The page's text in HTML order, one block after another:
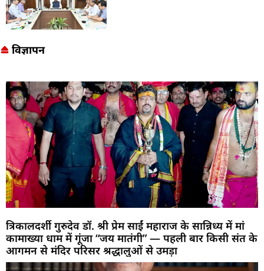
विज्ञापन
त्रिकालदर्शी गुरुदेव डॉ. श्री प्रेम साईं महाराज के सान्निध्य में मां
कामाख्या धाम में गूंजा “जय मातंगी” — पहली बार किसी संत के
आगमन से मंदिर परिसर श्रद्धालुओं से उमड़ा